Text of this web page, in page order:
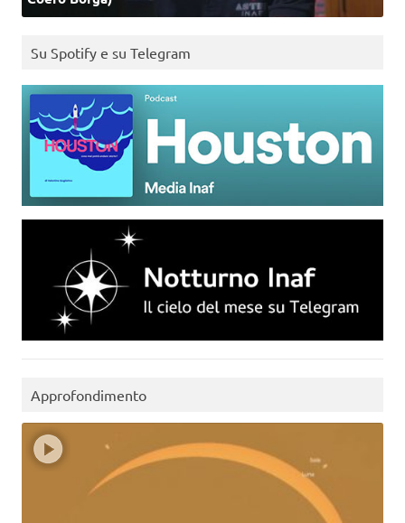
Su Spotify e su Telegram
Approfondimento